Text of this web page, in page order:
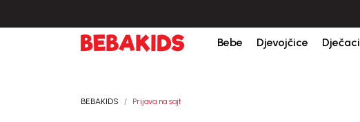
Bebe Djevojčice Dječaci
BEBAKIDS Prijava na sajt